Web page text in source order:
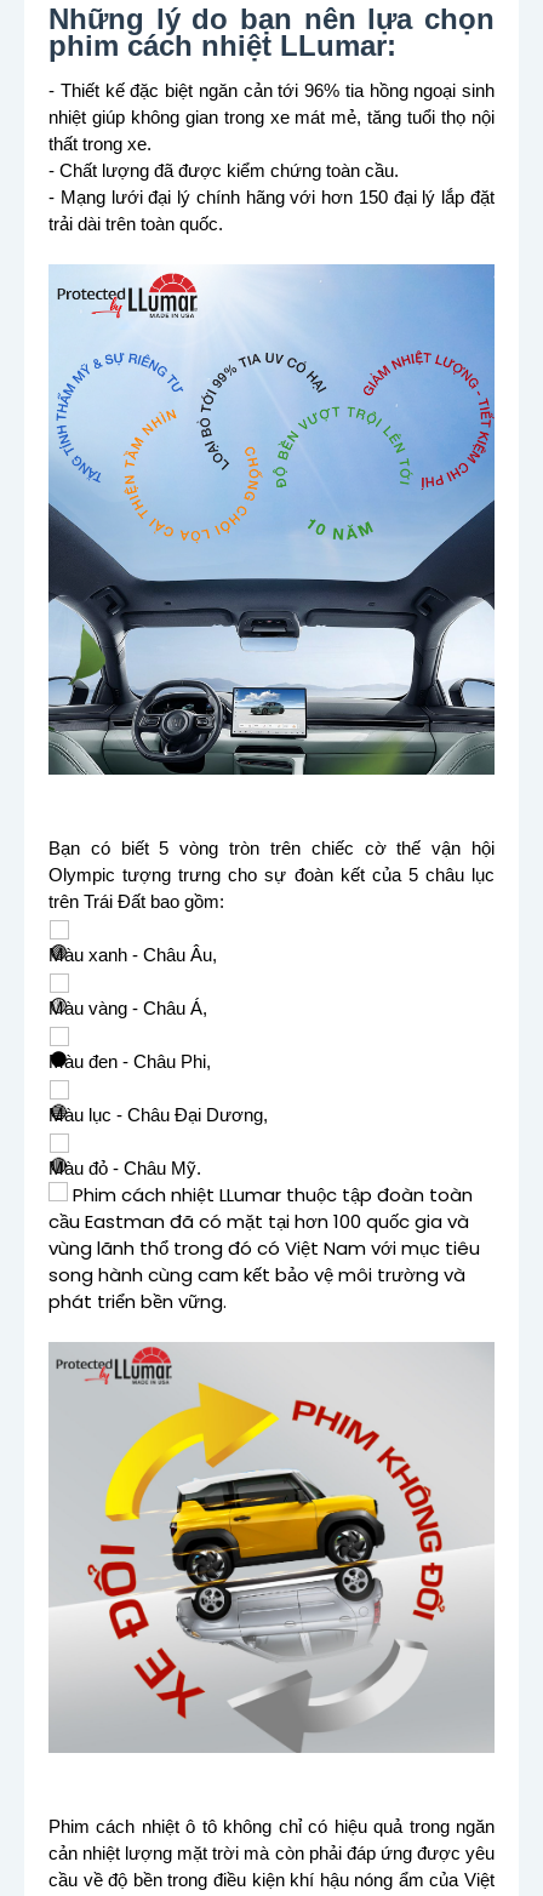
Những lý do bạn nên lựa chọn
phim cách nhiệt LLumar:
- Thiết kế đặc biệt ngăn cản tới 96% tia hồng ngoại sinh
nhiệt giúp không gian trong xe mát mẻ, tăng tuổi thọ nội
thất trong xe.
- Chất lượng đã được kiểm chứng toàn cầu.
- Mạng lưới đại lý chính hãng với hơn 150 đại lý lắp đặt
trải dài trên toàn quốc.
Bạn có biết 5 vòng tròn trên chiếc cờ thế vận hội
Olympic tượng trưng cho sự đoàn kết của 5 châu lục
trên Trái Đất bao gồm:
Màu xanh - Châu Âu,
Màu vàng - Châu Á,
Màu đen - Châu Phi,
Màu lục - Châu Đại Dương,
Màu đỏ - Châu Mỹ.
Phim cách nhiệt LLumar thuộc tập đoàn toàn
cầu Eastman đã có mặt tại hơn 100 quốc gia và
vùng lãnh thổ trong đó có Việt Nam với mục tiêu
song hành cùng cam kết bảo vệ môi trường và
phát triển bền vững.
Phim cách nhiệt ô tô không chỉ có hiệu quả trong ngăn
cản nhiệt lượng mặt trời mà còn phải đáp ứng được yêu
cầu về độ bền trong điều kiện khí hậu nóng ẩm của Việt